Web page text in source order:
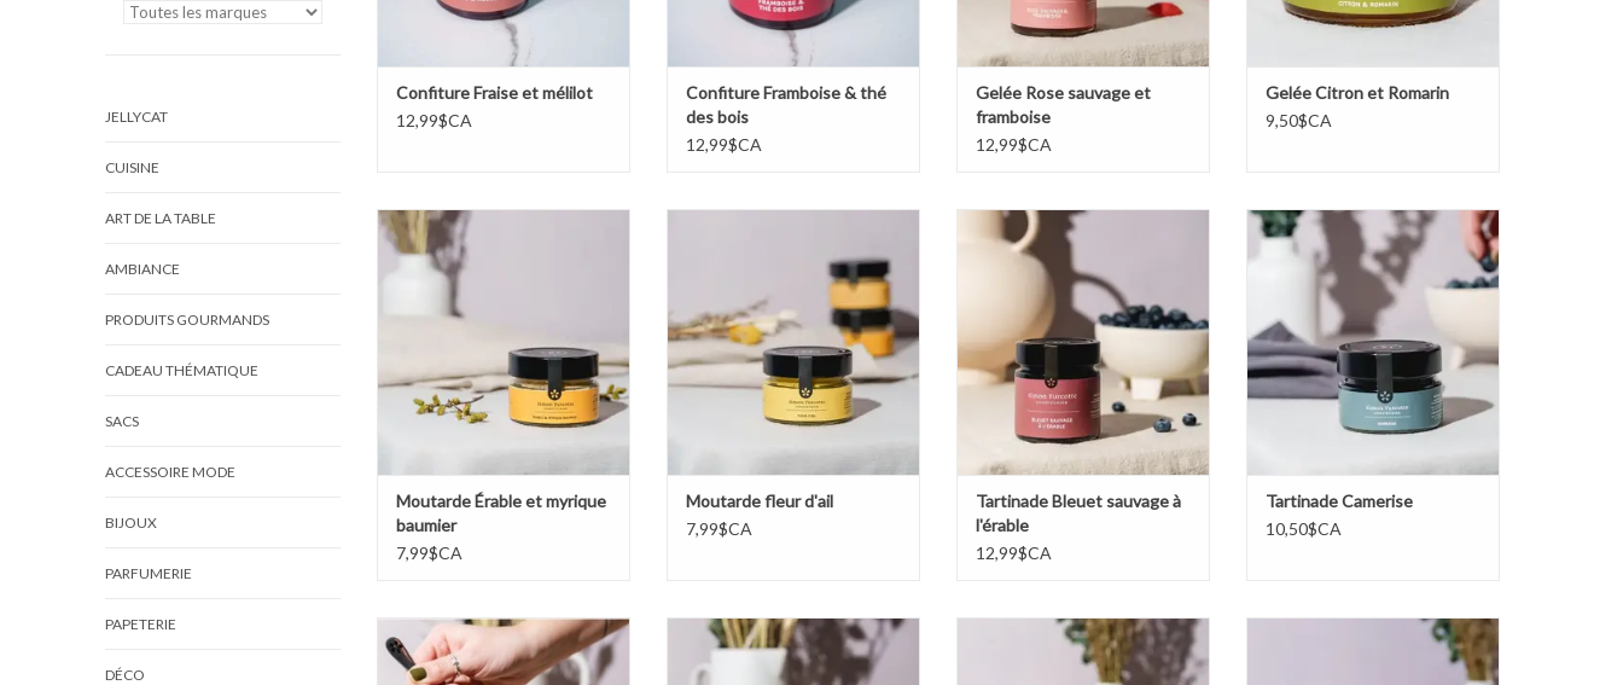
JELLYCAT
CUISINE
ART DE LA TABLE
AMBIANCE
PRODUITS GOURMANDS
CADEAU THÉMATIQUE
SACS
ACCESSOIRE MODE
BIJOUX
PARFUMERIE
PAPETERIE
DÉCO
Confiture Fraise et mélilot
12,99$CA
Confiture Framboise & thé
des bois
12,99$CA
Gelée Rose sauvage et
framboise
12,99$CA
Gelée Citron et Romarin
9,50$CA
Moutarde Érable et myrique
AJOUTER AU PANIER
Moutarde Érable et myrique
baumier
7,99$CA
AJOUTER AU PANIER
Moutarde fleur d'ail
7,99$CA
Tartinade Bleuet sauvage à l'érable
AJOUTER AU PANIER
Tartinade Bleuet sauvage à
l'érable
12,99$CA
Tartinade Camerise
AJOUTER AU PANIER
Tartinade Camerise
10,50$CA
Tartinade Cerise de Terre
AJOUTER AU PANIER
Tartinade Fraise et sureau
AJOUTER AU PANIER
Tartinade Framboise et cerise
AJOUTER AU PANIER
Tartinade Poire, vanille,